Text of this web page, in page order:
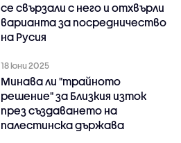
се свързали с него и отхвърли
варианта за посредничество
на Русия
18 юни 2025
Минава ли "трайното
решение" за Близкия изток
през създаването на
палестинска държава